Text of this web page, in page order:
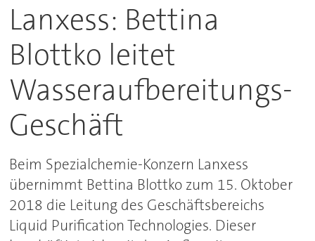
Lanxess: Bettina
Blottko leitet
Wasseraufbereitungs-
Geschäft
Beim Spezialchemie-Konzern Lanxess
übernimmt Bettina Blottko zum 15. Oktober
2018 die Leitung des Geschäftsbereichs
Liquid Purification Technologies. Dieser